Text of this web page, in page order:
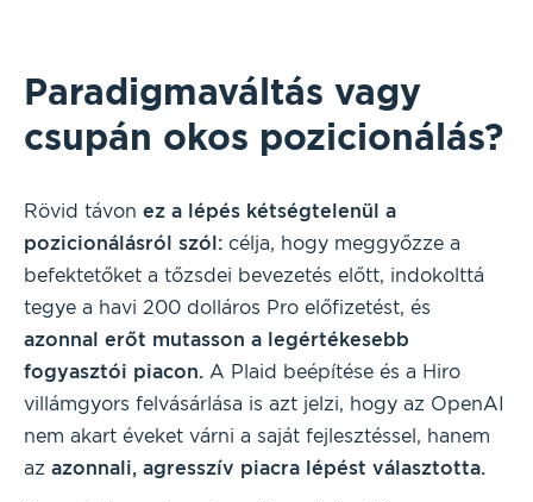
Paradigmaváltás vagy
csupán okos pozicionálás?
Rövid távon ez a lépés kétségtelenül a
pozicionálásról szól: célja, hogy meggyőzze a
befektetőket a tőzsdei bevezetés előtt, indokolttá
tegye a havi 200 dolláros Pro előfizetést, és
azonnal erőt mutasson a legértékesebb
fogyasztói piacon. A Plaid beépítése és a Hiro
villámgyors felvásárlása is azt jelzi, hogy az OpenAI
nem akart éveket várni a saját fejlesztéssel, hanem
az azonnali, agresszív piacra lépést választotta.